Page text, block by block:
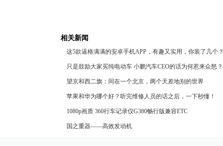
相关新闻
这5款逼格满满的安卓手机APP，有趣又实用，你装了几个？
只是鼓励大家买纯电动车 小鹏汽车CEO的话为何惹来众怒？
望京和西二旗：同在一个北京，两个天差地别的世界
苹果和华为哪个好？听完维修人员的话之后，一下秒懂！
1080p画质 360行车记录仪G380畅行版兼容ETC
国之重器——高效发动机